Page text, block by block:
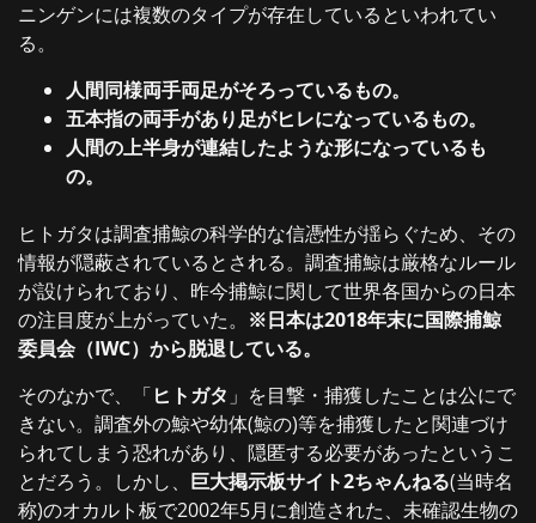
ニンゲンには複数のタイプが存在しているといわれてい
る。
人間同様両手両足がそろっているもの。
五本指の両手があり足がヒレになっているもの。
人間の上半身が連結したような形になっているも
の。
ヒトガタは調査捕鯨の科学的な信憑性が揺らぐため、その
情報が隠蔽されているとされる。調査捕鯨は厳格なルール
が設けられており、昨今捕鯨に関して世界各国からの日本
の注目度が上がっていた。 ※日本は2018年末に国際捕鯨
委員会（IWC）から脱退している。
そのなかで、「ヒトガタ 」を目撃・捕獲したことは公にで
きない。調査外の鯨や幼体(鯨の)等を捕獲したと関連づけ
られてしまう恐れがあり、隠匿する必要があったというこ
とだろう。しかし、 巨大掲示板サイト2ちゃんねる(当時名
称)のオカルト板で2002年5月に創造された、未確認生物の